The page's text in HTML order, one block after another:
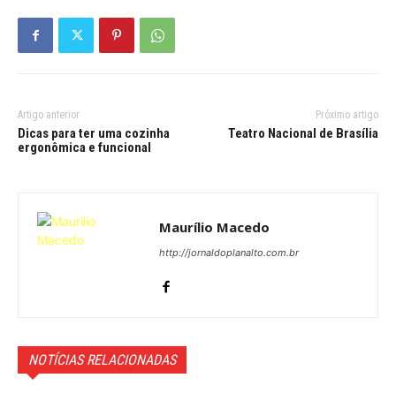
Artigo anterior
Dicas para ter uma cozinha
ergonômica e funcional
Próximo artigo
Teatro Nacional de Brasília
Maurílio Macedo
http://jornaldoplanalto.com.br
NOTÍCIAS RELACIONADAS